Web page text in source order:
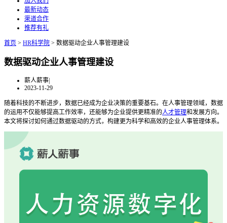
最新动态
渠道合作
推荐有礼
首页 > HR科学院 > 数据驱动企业人事管理建设
数据驱动企业人事管理建设
薪人薪事|
2023-11-29
随着科技的不断进步，数据已经成为企业决策的重要基石。在人事管理领域，数据
的运用不仅能够提高工作效率，还能够为企业提供更精准的人才管理和发展方向。
本文将探讨如何通过数据驱动的方式，构建更为科学和高效的企业人事管理体系。